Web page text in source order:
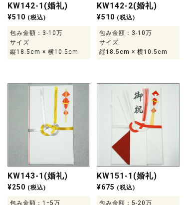
KW142-1(婚礼)
¥510 (税込)
包み金額：3-10万
サイズ
縦18.5cm × 横10.5cm
KW142-2(婚礼)
¥510 (税込)
包み金額：3-10万
サイズ
縦18.5cm × 横10.5cm
KW143-1(婚礼)
¥250 (税込)
包み金額：1ｰ5万
KW151-1(婚礼)
¥675 (税込)
包み金額：5-20万